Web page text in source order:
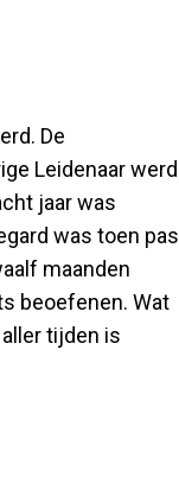
De
Leidenaar werd
jaar was
was toen pas
maanden
beoefenen. Wat
tijden is